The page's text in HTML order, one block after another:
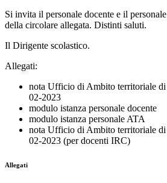
Si invita il personale docente e il
della circolare allegata. Distinti saluti.
Il Dirigente scolastico.
Allegati:
nota Ufficio di Ambito territoriale
02-2023
modulo istanza personale docente
modulo istanza personale ATA
nota Ufficio di Ambito territoriale
02-2023 (per docenti IRC)
Allegati